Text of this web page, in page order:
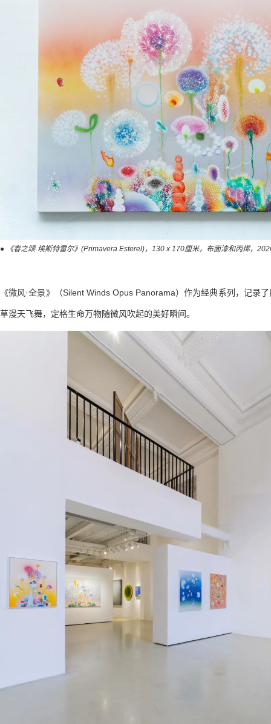
● 《春之颂·埃斯特雷尔》(Primavera Esterel)，130 x 170厘米，布面漆和丙烯，
《微风·全景》（Silent Winds Opus Panorama）作为经典系列，记录
草漫天飞舞，定格生命万物随微风吹起的美好瞬间。